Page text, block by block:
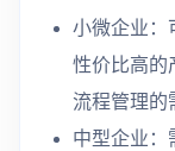
小微企业：
性价比高的
流程管理的
中型企业：